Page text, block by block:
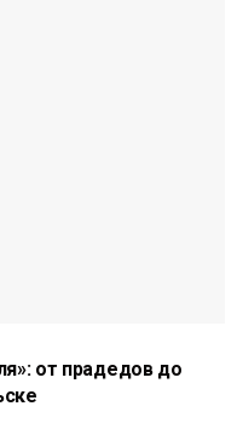
от прадедов до